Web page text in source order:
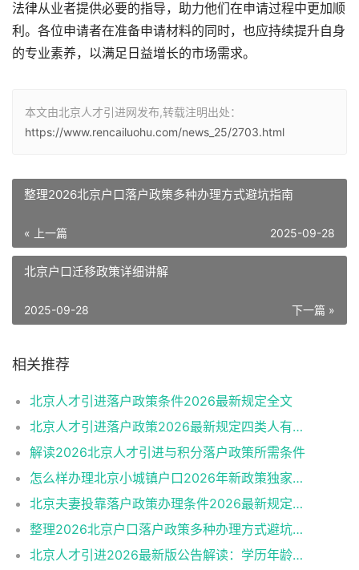
法律从业者提供必要的指导，助力他们在申请过程中更加顺
利。各位申请者在准备申请材料的同时，也应持续提升自身
的专业素养，以满足日益增长的市场需求。
本文由北京人才引进网发布,转载注明出处：
https://www.rencailuohu.com/news_25/2703.html
整理2026北京户口落户政策多种办理方式避坑指南
« 上一篇 2025-09-28
北京户口迁移政策详细讲解
下一篇 »
2025-09-28
相关推荐
北京人才引进落户政策条件2026最新规定全文
北京人才引进落户政策2026最新规定四类人有资格
解读2026北京人才引进与积分落户政策所需条件
怎么样办理北京小城镇户口2026年新政策独家解读
北京夫妻投靠落户政策办理条件2026最新规定消息
整理2026北京户口落户政策多种办理方式避坑指南
北京人才引进2026最新版公告解读：学历年龄是门槛